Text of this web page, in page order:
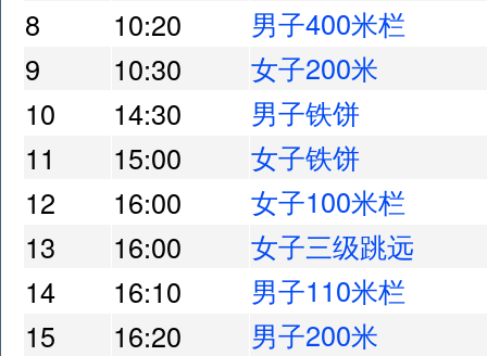
8
10:20
男子400米栏
9
10:30
女子200米
10
14:30
男子铁饼
11
15:00
女子铁饼
12
16:00
女子100米栏
13
16:00
女子三级跳远
14
16:10
男子110米栏
15
16:20
男子200米